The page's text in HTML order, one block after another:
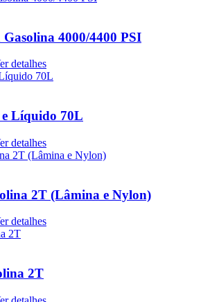
4000/4400 PSI
detalhes
Líquido 70L
detalhes
2T (Lâmina e Nylon)
detalhes
2T